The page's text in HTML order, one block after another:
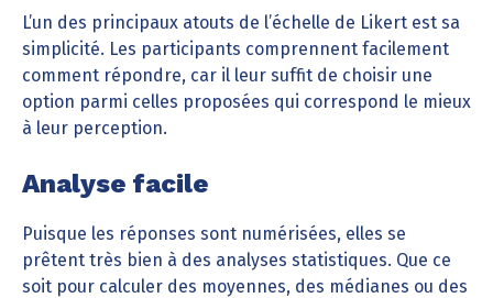
L’un des principaux atouts de l’échelle de Likert est sa
simplicité. Les participants comprennent facilement
comment répondre, car il leur suffit de choisir une
option parmi celles proposées qui correspond le mieux
à leur perception.
Analyse facile
Puisque les réponses sont numérisées, elles se
prêtent très bien à des analyses statistiques. Que ce
soit pour calculer des moyennes, des médianes ou des